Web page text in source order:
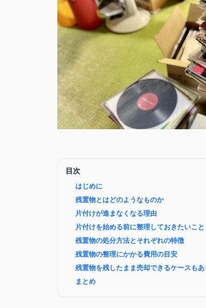
目次
はじめに
残置物とはどのようなものか
片付けが進まなくなる理由
片付けを始める前に整理しておきたいこと
残置物の処分方法とそれぞれの特徴
残置物の整理にかかる費用の目安
残置物を残したまま売却できるケースもあ
まとめ